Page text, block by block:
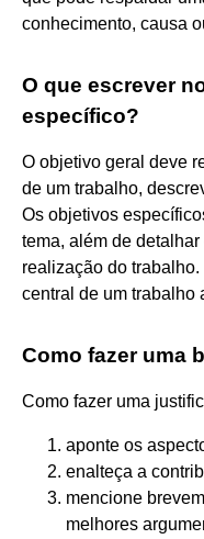
conhecimento, causa
O que escrever
específico?
O objetivo geral deve
de um trabalho,
Os objetivos
tema, além de
realização do
central de um trabalho
Como fazer uma
Como fazer uma
aponte os
enalteça a
mencione
melhores